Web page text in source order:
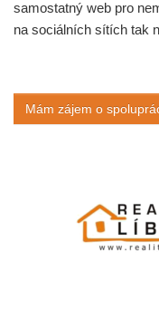
samostatný web pro
na sociálních sítích tak
Mám zájem o